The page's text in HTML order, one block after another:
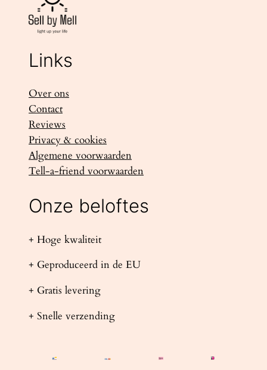
Links
Over ons
Contact
Reviews
Privacy & cookies
Algemene voorwaarden
Tell-a-friend voorwaarden
Onze beloftes
+ Hoge kwaliteit
+ Geproduceerd in de EU
+ Gratis levering
+ Snelle verzending